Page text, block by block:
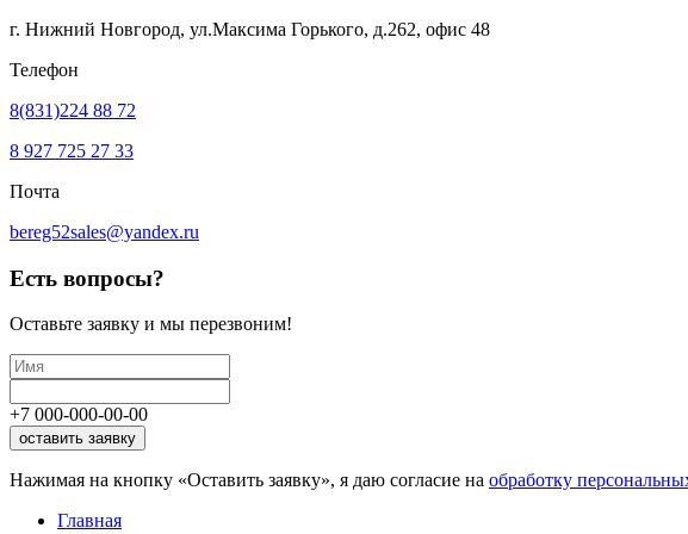
г. Нижний Новгород, ул.Максима Горького, д.262, офис 48
Телефон
8(831)224 88 72
8 927 725 27 33
Почта
bereg52sales@yandex.ru
Есть вопросы?
Оставьте заявку и мы перезвоним!
+7 000-000-00-00
оставить заявку
Нажимая на кнопку «Оставить заявку», я даю согласие на обработку
Главная